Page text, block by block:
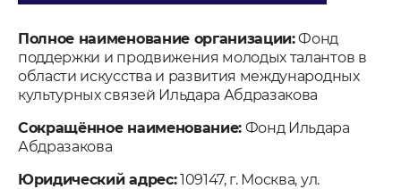
Полное наименование организации:Фонд
поддержки и продвижения молодых талантов в
области искусства и развития международных
культурных связей Ильдара Абдразакова
Сокращённое наименование: Фонд Ильдара
Абдразакова
Юридический адрес:109147, г. Москва, ул.